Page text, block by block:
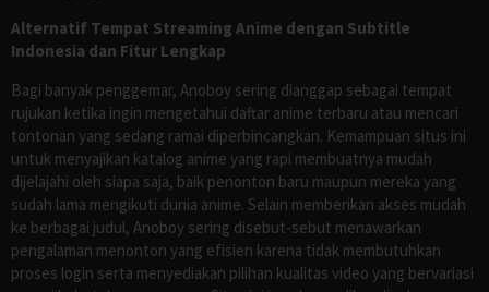
Alternatif Tempat Streaming Anime dengan Subtitle
Indonesia dan Fitur Lengkap
Bagi banyak penggemar, Anoboy sering dianggap sebagai tempat
rujukan ketika ingin mengetahui daftar anime terbaru atau mencari
tontonan yang sedang ramai diperbincangkan. Kemampuan situs ini
untuk menyajikan katalog anime yang rapi membuatnya mudah
dijelajahi oleh siapa saja, baik penonton baru maupun mereka yang
sudah lama mengikuti dunia anime. Selain memberikan akses mudah
ke berbagai judul, Anoboy sering disebut-sebut menawarkan
pengalaman menonton yang efisien karena tidak membutuhkan
proses login serta menyediakan pilihan kualitas video yang bervariasi